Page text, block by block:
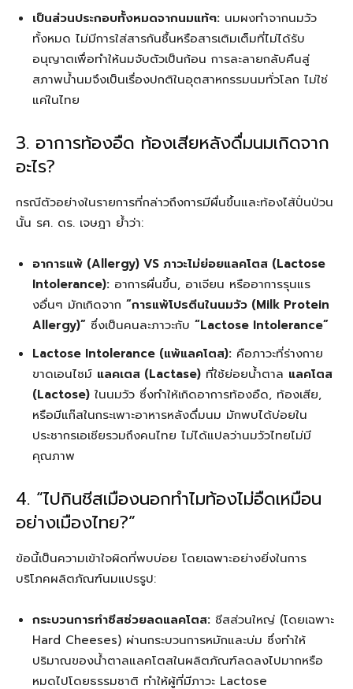
เป็นส่วนประกอบทั้งหมดจากนมแท้ๆ: นมผงทำจากนมวัว
ทั้งหมด ไม่มีการใส่สารกันชื้นหรือสารเติมเต็มที่ไม่ได้รับ
อนุญาตเพื่อทำให้นมจับตัวเป็นก้อน การละลายกลับคืนสู่
สภาพน้ำนมจึงเป็นเรื่องปกติในอุตสาหกรรมนมทั่วโลก ไม่ใช่
แค่ในไทย
3. อาการท้องอืด ท้องเสียหลังดื่มนมเกิดจาก
อะไร?
กรณีตัวอย่างในรายการที่กล่าวถึงการมีผื่นขึ้นและท้องไส้ปั่นป่วน
นั้น รศ. ดร. เจษฎา ย้ำว่า:
อาการแพ้ (Allergy) VS ภาวะไม่ย่อยแลคโตส (Lactose
Intolerance): อาการผื่นขึ้น, อาเจียน หรืออาการรุนแร
งอื่นๆ มักเกิดจาก “การแพ้โปรตีนในนมวัว (Milk Protein
Allergy)” ซึ่งเป็นคนละภาวะกับ “Lactose Intolerance”
Lactose Intolerance (แพ้แลคโตส): คือภาวะที่ร่างกาย
ขาดเอนไซม์ แลคเตส (Lactase) ที่ใช้ย่อยน้ำตาล แลคโตส
(Lactose) ในนมวัว ซึ่งทำให้เกิดอาการท้องอืด, ท้องเสีย,
หรือมีแก๊สในกระเพาะอาหารหลังดื่มนม มักพบได้บ่อยใน
ประชากรเอเชียรวมถึงคนไทย ไม่ได้แปลว่านมวัวไทยไม่มี
คุณภาพ
4. “ไปกินชีสเมืองนอกทำไมท้องไม่อืดเหมือน
อย่างเมืองไทย?”
ข้อนี้เป็นความเข้าใจผิดที่พบบ่อย โดยเฉพาะอย่างยิ่งในการ
บริโภคผลิตภัณฑ์นมแปรรูป:
กระบวนการทำชีสช่วยลดแลคโตส: ชีสส่วนใหญ่ (โดยเฉพาะ
Hard Cheeses) ผ่านกระบวนการหมักและบ่ม ซึ่งทำให้
ปริมาณของน้ำตาลแลคโตสในผลิตภัณฑ์ลดลงไปมากหรือ
หมดไปโดยธรรมชาติ ทำให้ผู้ที่มีภาวะ Lactose